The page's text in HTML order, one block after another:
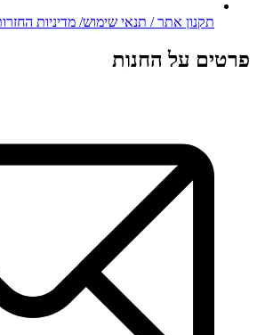
תקנון אתר / תנאי שימוש/ מדיניות החזרות
פרטים על החנות